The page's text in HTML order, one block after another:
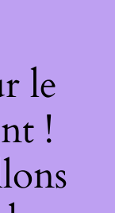
le
!